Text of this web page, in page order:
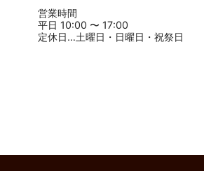
営業時間
平日 10:00 〜 17:00
定休日…土曜日・日曜日・祝祭日